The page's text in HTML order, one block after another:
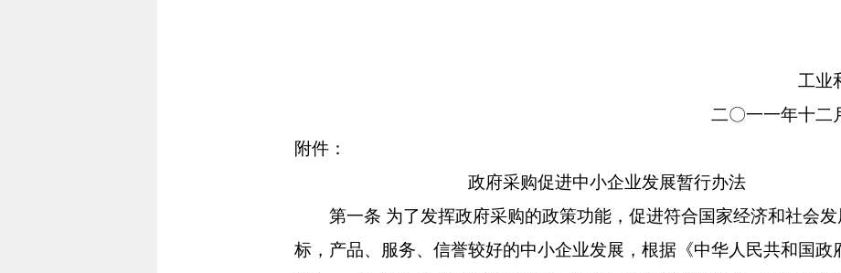
工业
二〇一一年十二
附件：
政府采购促进中小企业发展暂行办法
第一条 为了发挥政府采购的政策功能，促进符合国家经济和社会发
标，产品、服务、信誉较好的中小企业发展，根据《中华人民共和国政